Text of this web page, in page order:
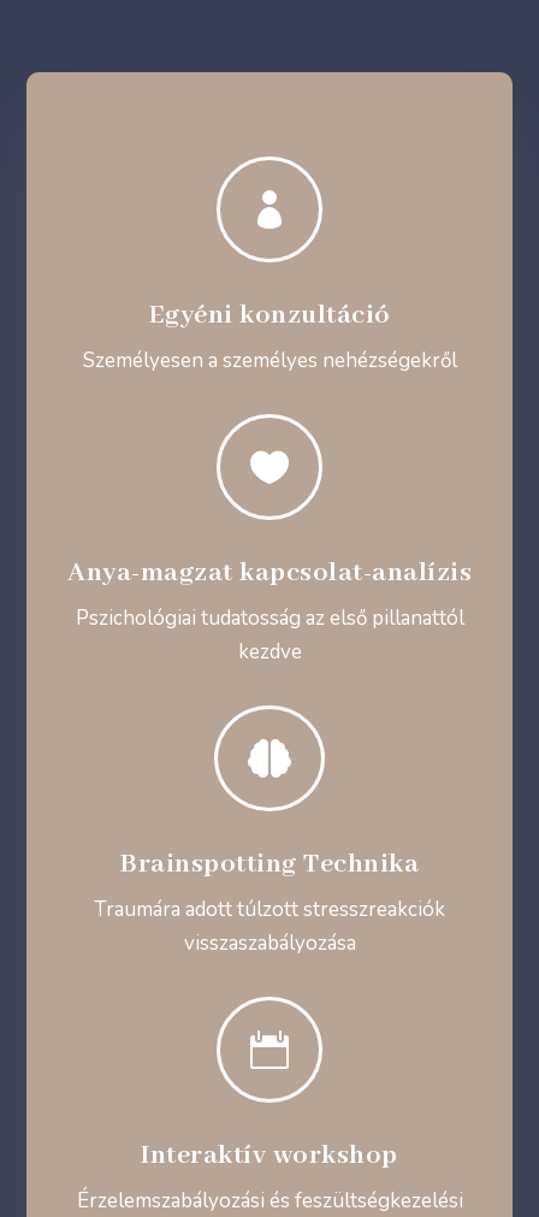

Egyéni konzultáció
Személyesen a személyes nehézségekről

Anya-magzat kapcsolat-analízis
Pszichológiai tudatosság az első pillanattól
kezdve

Brainspotting Technika
Traumára adott túlzott stresszreakciók
visszaszabályozása

Interaktív workshop
Érzelemszabályozási és feszültségkezelési